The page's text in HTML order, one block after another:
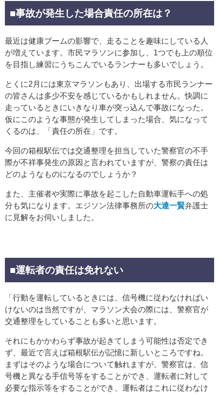
■事故が発生した場合責任の所在は？
最近は健康ブームの影響で、走ることを趣味にしている人
が増えています。市民マラソンに参加し、1つでも上の順位
を目指し練習にうちこんでいるランナーも多いでしょう。
とくに2月には東京マラソンもあり、出場する市民ランナー
の皆さんは多少不安を感じているかもしれません。快調に
走っているときにいきなり車が突っ込んで事故になった。
仮にこのような事態が発生してしまった場合、気になって
くるのは、「責任の所在」です。
今回の箱根駅伝では交通整理を担当していた警察官の不手
際が不祥事発生の原因と言われていますが、警察の責任は
どのようなものになるのでしょうか？
また、主催者や実際に事故を起こした自動車運転手への処
分も気になります。エジソン法律事務所の大達一賢弁護士
に見解をお伺いしました。
■運転者の責任は免れない
「行動を運転しているときには、信号機に従わなければい
けないのは当然ですが、マラソン大会の際には、警察官が
交通整理をしていることも多いと思います。
それにもかかわらず事故が起きてしまう可能性は否定でき
ず、最近で言えば箱根駅伝が記憶に新しいところですね。
まずはそのような場合について触れますが、警察官は、信
号機と異なる手信号等をすることができ、運転者に対して
必要な指示等をすることができ、運転者はこれに従わなけ